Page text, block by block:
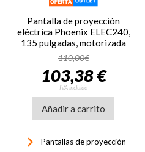
Pantalla de proyección
eléctrica Phoenix ELEC240,
135 pulgadas, motorizada
110,00€
103,38 €
IVA incluido
Añadir a carrito
keyboard_arrow_right Pantallas de proyección